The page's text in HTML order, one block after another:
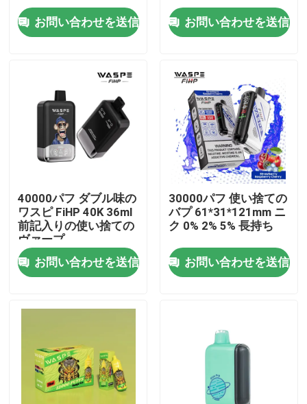
家
ビデオ
私達について
品質管理
私達に連絡しなさい
ニュース
Vapeの使い捨て可能なペン
CBD使い捨て可能なVapeの装置
お問い合わせを送信
お問い合わせを送信
40000パフ ダブル味の
ワスピ FiHP 40K 36ml
前記入りの使い捨ての
ヴァープ
お問い合わせを送信
30000パフ 使い捨ての
バプ 61*31*121mm ニ
ク 0% 2% 5% 長持ち
お問い合わせを送信